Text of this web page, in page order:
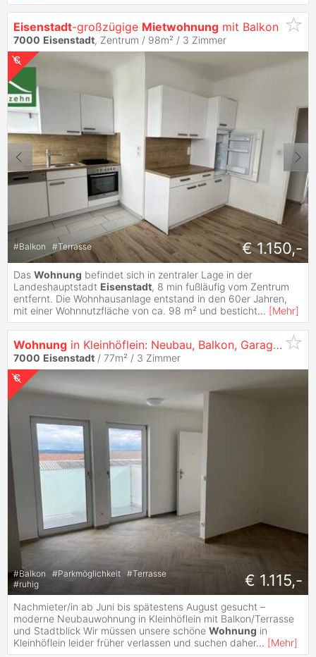
Eisenstadt-großzügige Mietwohnung mit Balkon
7000 Eisenstadt, Zentrum / 98m² / 3 Zimmer
#Balkon #Terrasse € 1.150,-
Das Wohnung befindet sich in zentraler Lage in der
Landeshauptstadt Eisenstadt, 8 min fußläufig vom Zentrum
entfernt. Die Wohnhausanlage entstand in den 60er Jahren,
mit einer Wohnnutzfläche von ca. 98 m² und besticht... [Mehr]
Wohnung in Kleinhöflein: Neubau, Balkon, Garage, ab sofort verfügbar
7000 Eisenstadt / 77m² / 3 Zimmer
#Balkon #Parkmöglichkeit #Terrasse
#ruhig € 1.115,-
Nachmieter/in ab Juni bis spätestens August gesucht –
moderne Neubauwohnung in Kleinhöflein mit Balkon/Terrasse
und Stadtblick Wir müssen unsere schöne Wohnung in
Kleinhöflein leider früher verlassen und suchen daher... [Mehr]